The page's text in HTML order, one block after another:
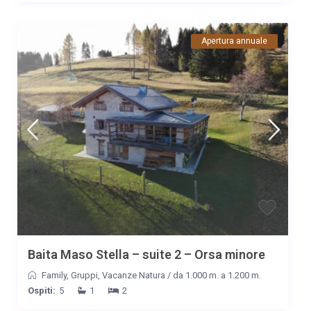
stupenda...Ideale per relax ma anche escursioni.... Eccezionali
Serena e Danilo, persone deliziose che ti fanno sentire a
casa,attente e desponibi per ogni situazione....
SUPERSTRACONSIGLIATA!!!!!
Data
08/08/2021
Nome
Claudia
Valutazione
Commento
Baita bellissima, immersa totalmente nella natura e nella
tranquillità della montagna. La casa è grande, pulita e dotata di
tutto ciò che può servire. I proprietari molto gentili e disponibili,
assolutamente vacanza da rifare. Consigliatissimo a chi ama la
montagna e non vuole rinunciare a tutte comodità.
13/09/2020
Alessandro
Apertura annuale
Baita Maso Stella – suite 2 – Orsa minore
Family, Gruppi, Vacanze Natura / da 1.000 m. a 1.200 m.
Ospiti: 5 1 2